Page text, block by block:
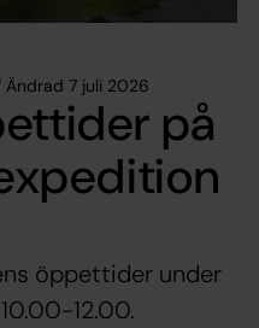
7 juli 2026
på
öppettider under
12.00.